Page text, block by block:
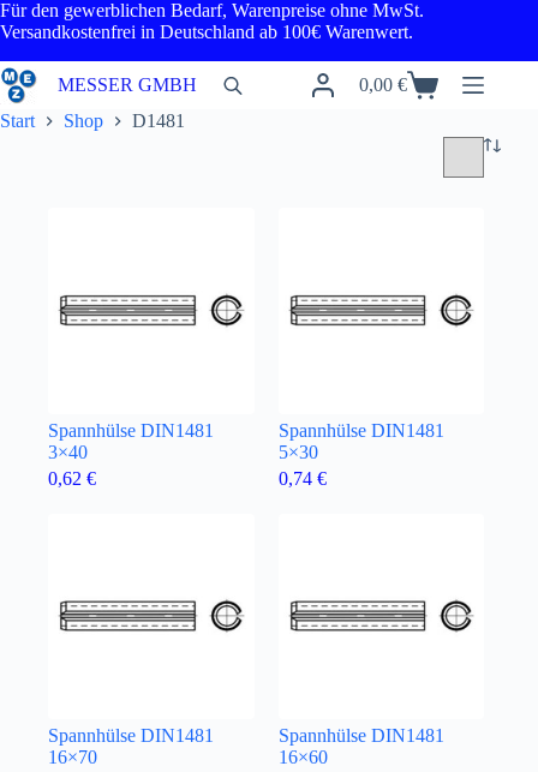
Zum
Inhalt
Für den gewerblichen Bedarf, Warenpreise ohne MwSt.
Versandkostenfrei in Deutschland ab 100€ Warenwert.
MESSER GMBH Warenkorb
0,00€
Start
Shop D1481
Spannhülse DIN1481
3×40
0,62 €
Spannhülse DIN1481
5×30
0,74 €
Spannhülse DIN1481
16×70
Spannhülse DIN1481
16×60